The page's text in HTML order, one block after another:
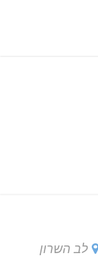
לב השרון